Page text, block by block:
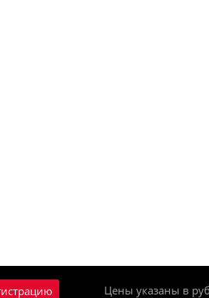
Цены указаны в